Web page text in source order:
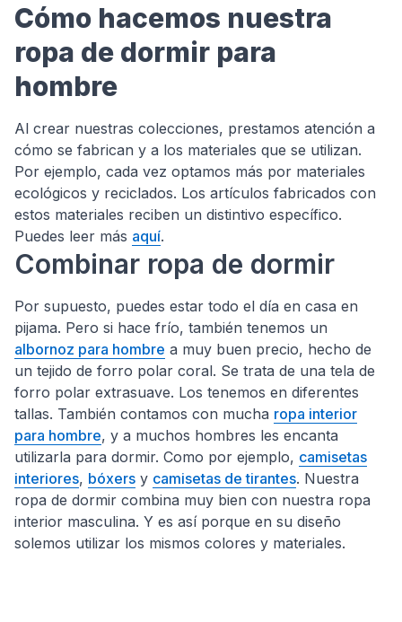
Cómo hacemos nuestra
ropa de dormir para
hombre
Al crear nuestras colecciones, prestamos atención a
cómo se fabrican y a los materiales que se utilizan.
Por ejemplo, cada vez optamos más por materiales
ecológicos y reciclados. Los artículos fabricados con
estos materiales reciben un distintivo específico.
Puedes leer más aquí.
Combinar ropa de dormir
Por supuesto, puedes estar todo el día en casa en
pijama. Pero si hace frío, también tenemos un
albornoz para hombre a muy buen precio, hecho de
un tejido de forro polar coral. Se trata de una tela de
forro polar extrasuave. Los tenemos en diferentes
tallas. También contamos con mucha ropa interior
para hombre, y a muchos hombres les encanta
utilizarla para dormir. Como por ejemplo, camisetas
interiores, bóxers y camisetas de tirantes. Nuestra
ropa de dormir combina muy bien con nuestra ropa
interior masculina. Y es así porque en su diseño
solemos utilizar los mismos colores y materiales.